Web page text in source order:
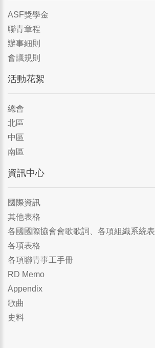
ASF獎學金
聯青章程
辦事細則
會議規則
活動花絮
總會
北區
中區
南區
資訊中心
國際資訊
其他表格
各國國際協會會歌歌詞、各項組織系統表
各項表格
各項聯青事工手冊
RD Memo
Appendix
歌曲
史料